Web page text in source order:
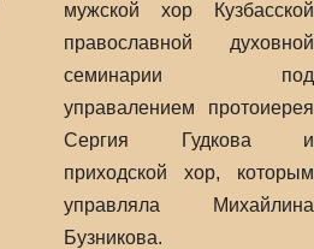
мужской хор Кузбасской
православной духовной
семинарии под
управалением протоиерея
Сергия Гудкова и
приходской хор, которым
управляла Михайлина
Бузникова.